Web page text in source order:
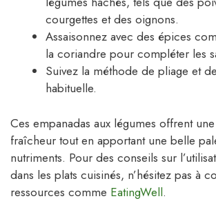
courgettes et des oignons.
Assaisonnez avec des épices
la coriandre pour compléter les
Suivez la méthode de pliage et
habituelle.
Ces empanadas aux légumes offrent
fraîcheur tout en apportant une belle
nutriments. Pour des conseils sur
dans les plats cuisinés, n’hésitez pas à
ressources comme EatingWell.